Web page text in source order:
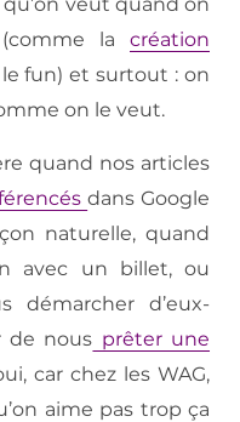
la création
fun) et surtout : on
on le veut.
quand nos articles
dans Google
naturelle, quand
avec un billet, ou
démarcher d’eux-
de nous prêter une
car chez les WAG,
aime pas trop ça